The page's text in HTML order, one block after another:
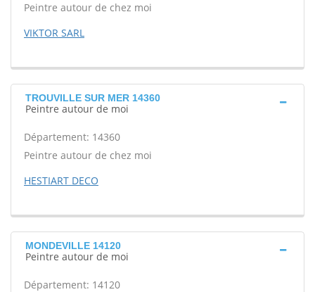
Peintre autour de chez moi
VIKTOR SARL
TROUVILLE SUR MER 14360
Peintre autour de moi
Département: 14360
Peintre autour de chez moi
HESTIART DECO
MONDEVILLE 14120
Peintre autour de moi
Département: 14120